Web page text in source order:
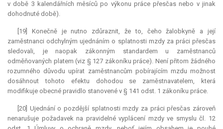
v době 3 kalendářních měsíců po výkonu práce přesčas nebo v jinak
dohodnuté době).
[19] Konečně je nutno zdůraznit, že to, čeho žalobkyně a její
zaměstnanci odchylným ujednáním o splatnosti mzdy za práci přesčas
sledovali, je naopak zákonným standardem u zaměstnanců
odměňovaných platem (viz § 127 zákoníku práce). Není přitom žádného
rozumného důvodu upírat zaměstnancům pobírajícím mzdu možnost
dosáhnout tohoto efektu dohodou se zaměstnavatelem, která
modifikuje obecné pravidlo stanovené v § 141 odst. 1 zákoníku práce.
[20] Ujednání o pozdější splatnosti mzdy za práci přesčas zároveň
nenarušuje požadavek na pravidelné vyplácení mzdy ve smyslu čl. 12